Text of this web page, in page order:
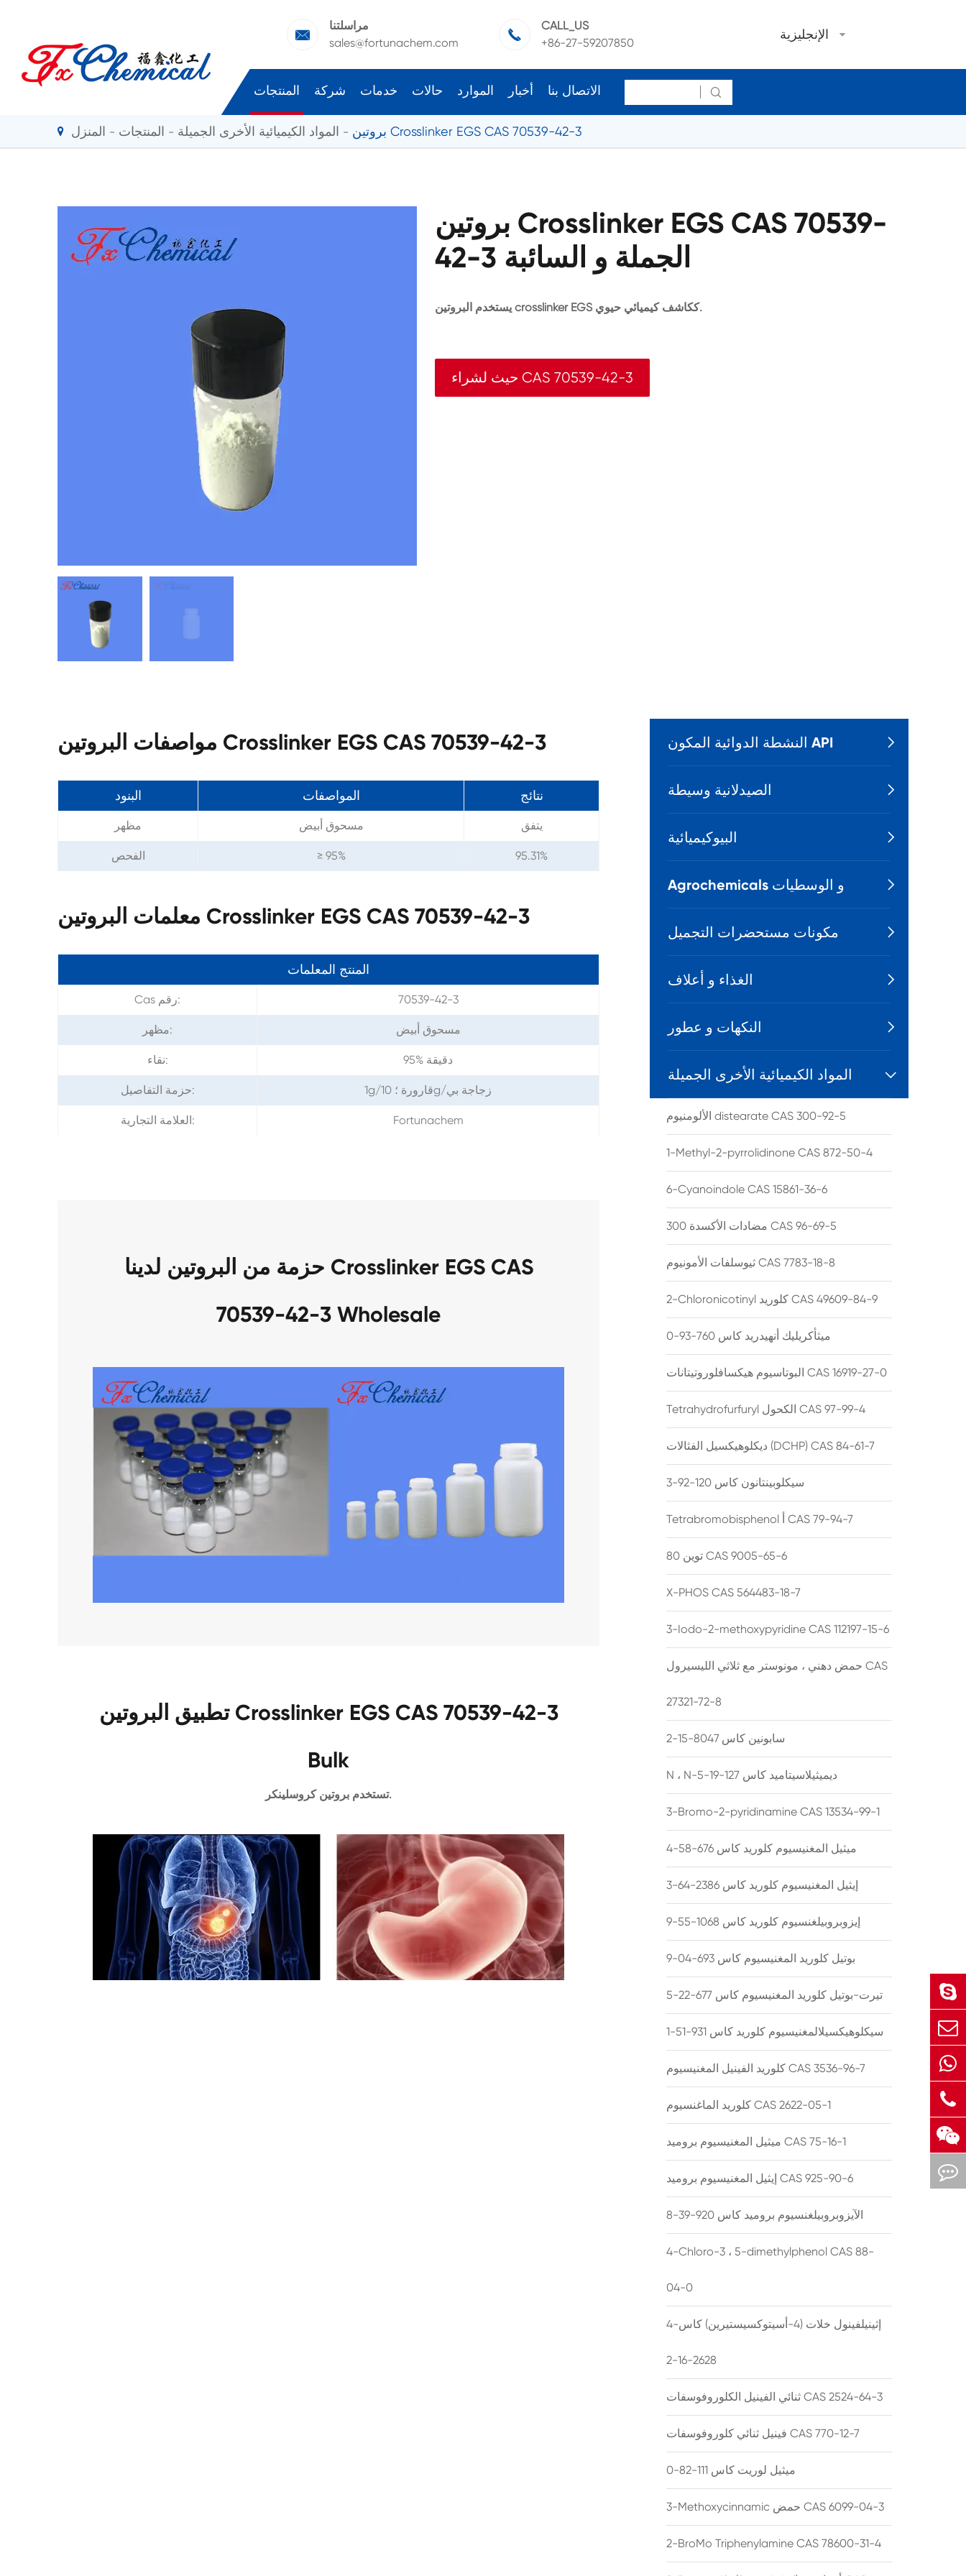

مراسلتنا
sales@fortunachem.com

CALL_US
+86-27-59207850
الإنجليزية
المنتجات شركة خدمات حالات الموارد أخبار الاتصال بنا 
المنزل المنتجات المواد الكيميائية الأخرى الجميلة بروتين Crosslinker EGS CAS 70539-42-3
بروتين Crosslinker EGS CAS 70539-
42-3 الجملة و السائبة
يستخدم البروتين crosslinker EGS ككاشف كيميائي حيوي.
حيث لشراء CAS 70539-42-3
مواصفات البروتين Crosslinker EGS CAS 70539-42-3
البنود المواصفات نتائج
مظهر مسحوق أبيض يتفق
الفحص ≥ 95% 95.31%
معلمات البروتين Crosslinker EGS CAS 70539-42-3
المنتج المعلمات
Cas رقم: 70539-42-3
مظهر: مسحوق أبيض
نقاء: 95% دقيقة
حزمة التفاصيل: 1g/قارورة ؛ 10g/زجاجة بي
العلامة التجارية: Fortunachem
حزمة من البروتين لدينا Crosslinker EGS CAS
70539-42-3 Wholesale
تطبيق البروتين Crosslinker EGS CAS 70539-42-3
Bulk
تستخدم بروتين كروسلينكر.
النشطة الدوائية المكون API 
الصيدلانية وسيطة 
البيوكيميائية 
Agrochemicals و الوسطيات 
مكونات مستحضرات التجميل 
الغذاء و أعلاف 
النكهات و عطور 
المواد الكيميائية الأخرى الجميلة 
الألومنيوم distearate CAS 300-92-5
1-Methyl-2-pyrrolidinone CAS 872-50-4
6-Cyanoindole CAS 15861-36-6
مضادات الأكسدة 300 CAS 96-69-5
ثيوسلفات الأمونيوم CAS 7783-18-8
2-Chloronicotinyl كلوريد CAS 49609-84-9
ميثأكريليك أنهيدريد كاس 760-93-0
البوتاسيوم هيكسافلوروتيتانات CAS 16919-27-0
Tetrahydrofurfuryl الكحول CAS 97-99-4
ديكلوهيكسيل الفثالات (DCHP) CAS 84-61-7
سيكلوبينتانون كاس 120-92-3
Tetrabromobisphenol أ CAS 79-94-7
توين 80 CAS 9005-65-6
X-PHOS CAS 564483-18-7
3-Iodo-2-methoxypyridine CAS 112197-15-6
حمض دهني ، مونوستر مع ثلاثي الليسيرول CAS
27321-72-8
سابونين كاس 8047-15-2
N ، N-ديميثيلاسيتاميد كاس 127-19-5
3-Bromo-2-pyridinamine CAS 13534-99-1
ميثيل المغنيسيوم كلوريد كاس 676-58-4
إيثيل المغنيسيوم كلوريد كاس 2386-64-3
إيزوبروبيلغنسيوم كلوريد كاس 1068-55-9
بوتيل كلوريد المغنيسيوم كاس 693-04-9
تيرت-بوتيل كلوريد المغنيسيوم كاس 677-22-5
سيكلوهيكسيلالمغنيسيوم كلوريد كاس 931-51-1
كلوريد الفينيل المغنيسيوم CAS 3536-96-7
كلوريد الماغنسيوم CAS 2622-05-1
ميثيل المغنيسيوم بروميد CAS 75-16-1
إيثيل المغنيسيوم بروميد CAS 925-90-6
الآيزوبروبيلغنسيوم بروميد كاس 920-39-8
4-Chloro-3 ، 5-dimethylphenol CAS 88-
04-0
4-إثينيلفينول خلات (4-أسيتوكسيستيرين) كاس
2628-16-2
ثنائي الفينيل الكلوروفوسفات CAS 2524-64-3
فينيل ثنائي كلوروفوسفات CAS 770-12-7
ميثيل لوريت كاس 111-82-0
3-Methoxycinnamic حمض CAS 6099-04-3
2-BroMo Triphenylamine CAS 78600-31-4